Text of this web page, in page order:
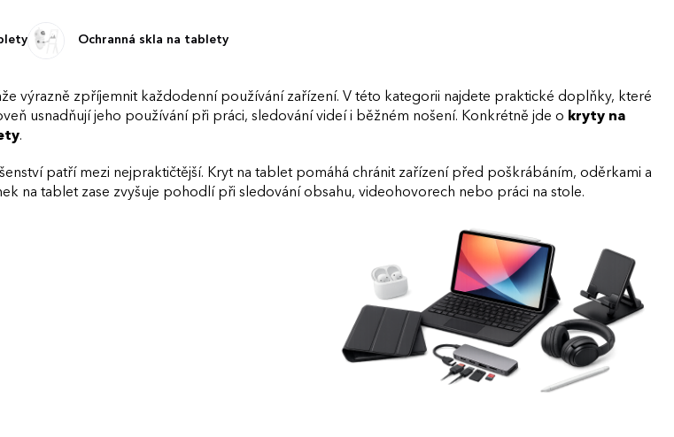
Ochranná skla na tablety
výrazně zpříjemnit každodenní používání zařízení. V této kategorii najdete praktické doplňky, které
usnadňují jeho používání při práci, sledování videí i běžném nošení. Konkrétně jde o kryty na
.
patří mezi nejpraktičtější. Kryt na tablet pomáhá chránit zařízení před poškrábáním, oděrkami a
na tablet zase zvyšuje pohodlí při sledování obsahu, videohovorech nebo práci na stole.